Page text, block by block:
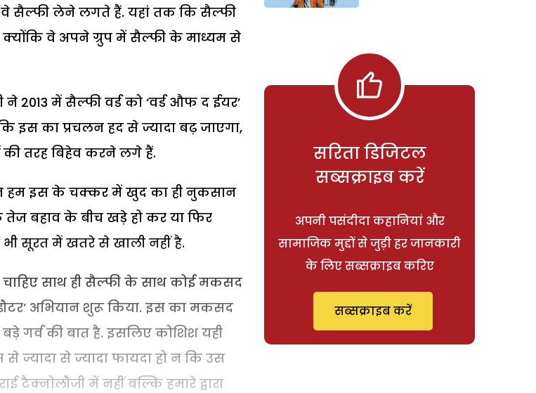
वे सैल्फी लेने लगते हैं. यहां तक कि सैल्फी
वे अपने ग्रुप में सैल्फी के माध्यम से
2013 में सैल्फी वर्ड को ‘वर्ड औफ द ईयर’
इस का प्रचलन हद से ज्यादा बढ़ जाएगा,
तरह बिहेव करने लगे हैं.
हम इस के चक्कर में खुद का ही नुकसान
बहाव के बीच खड़े हो कर या फिर
सूरत में खतरे से खाली नहीं है.
चाहिए साथ ही सैल्फी के साथ कोई मकसद
डौटर’ अभियान शुरू किया. इस का मकसद
गर्व की बात है. इसलिए कोशिश यही
ज्यादा से ज्यादा फायदा हो न कि उस
में नहीं बल्कि हमारे द्वारा
सरिता डिजिटल
सब्सक्राइब करें
अपनी पसंदीदा कहानियां और
सामाजिक मुद्दों से जुड़ी हर जानकारी
के लिए सब्सक्राइब करिए
सब्सक्राइब करें